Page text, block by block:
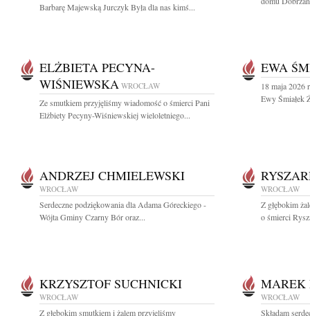
Barbarę Majewską Jurczyk Była dla nas kimś...
ELŻBIETA PECYNA-
WIŚNIEWSKA WROCŁAW
Ze smutkiem przyjęliśmy wiadomość o śmierci Pani
Elżbiety Pecyny-Wiśniewskiej wieloletniego...
EWA
18 maja 2026
Ewy Śmiałek
ANDRZEJ CHMIELEWSKI
WROCŁAW
Serdeczne podziękowania dla Adama Góreckiego -
Wójta Gminy Czarny Bór oraz...
WROCŁAW
Z głębokim
o śmierci
KRZYSZTOF SUCHNICKI
WROCŁAW
Z głębokim smutkiem i żalem przyjęliśmy
MAREK
WROCŁAW
Składam